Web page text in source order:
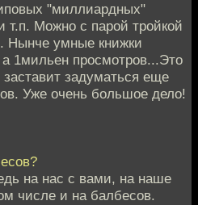
"миллиардных"
т.п. Можно с парой тройкой
Нынче умные книжки
1мильен просмотров...Это
задуматься еще
Уже очень большое дело!
на нас с вами, на наше
числе и на балбесов.